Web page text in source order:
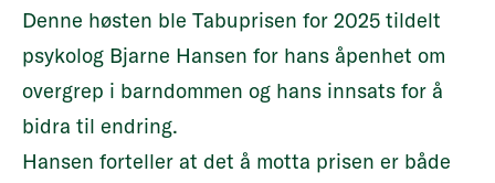
Denne høsten ble Tabuprisen for 2025 tildelt
psykolog Bjarne Hansen for hans åpenhet om
overgrep i barndommen og hans innsats for å
bidra til endring.
Hansen forteller at det å motta prisen er både